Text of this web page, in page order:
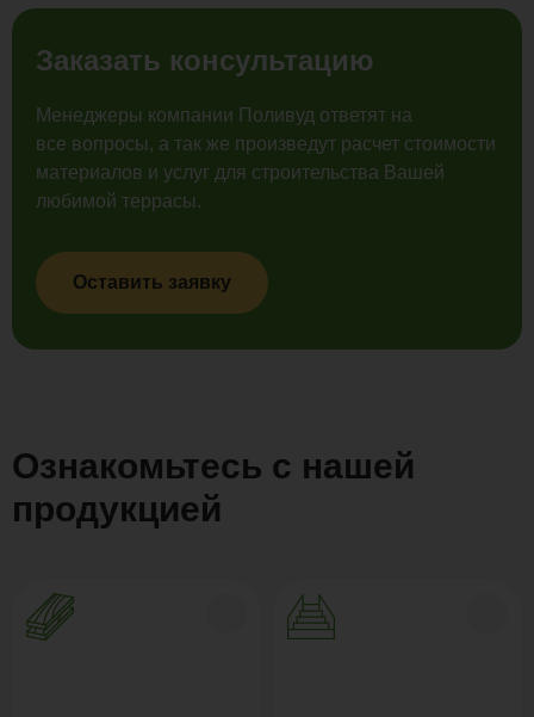
Заказать консультацию
Менеджеры компании Поливуд ответят на
все вопросы, а так же произведут расчет стоимости
материалов и услуг для строительства Вашей
любимой террасы.
Оставить заявку
Ознакомьтесь с нашей
продукцией